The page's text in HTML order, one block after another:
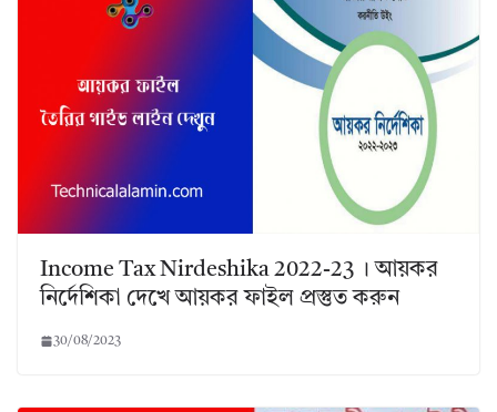
Income Tax Nirdeshika 2022-23 । আয়কর
নির্দেশিকা দেখে আয়কর ফাইল প্রস্তুত করুন
30/08/2023